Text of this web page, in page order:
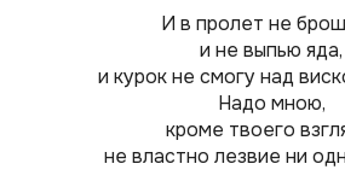
И в пролет не
и не выпью яда,
и курок не смогу над
Надо мною,
кроме твоего
не властно лезвие ни